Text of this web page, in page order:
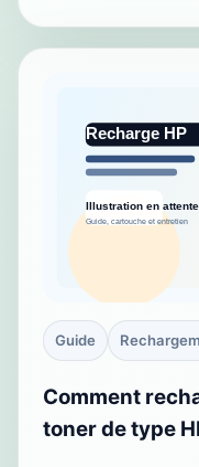
Guide
Comment
toner de type